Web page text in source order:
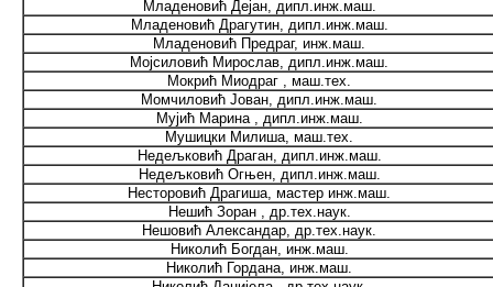
Младеновић Дејан, дипл.инж.маш.
Младеновић Драгутин, дипл.инж.маш.
Младеновић Предраг, инж.маш.
Мојсиловић Мирослав, дипл.инж.маш.
Мокрић Миодраг , маш.тех.
Момчиловић Јован, дипл.инж.маш.
Мујић Марина , дипл.инж.маш.
Мушицки Милиша, маш.тех.
Недељковић Драган, дипл.инж.маш.
Недељковић Огњен, дипл.инж.маш.
Несторовић Драгиша, мастер инж.маш.
Нешић Зоран , др.тех.наук.
Нешовић Александар, др.тех.наук.
Николић Богдан, инж.маш.
Николић Гордана, инж.маш.